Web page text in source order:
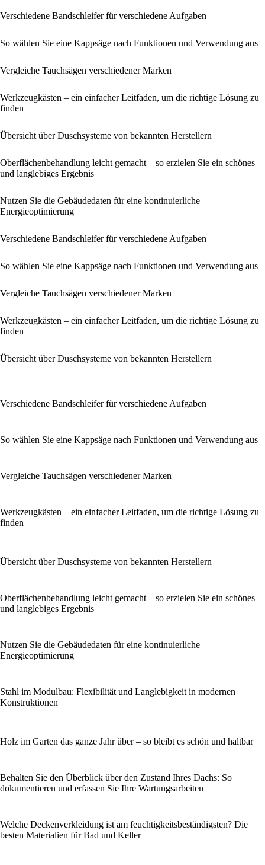
Verschiedene Bandschleifer für verschiedene Aufgaben
So wählen Sie eine Kappsäge nach Funktionen und Verwendung aus
Vergleiche Tauchsägen verschiedener Marken
Werkzeugkästen – ein einfacher Leitfaden, um die richtige Lösung zu
finden
Übersicht über Duschsysteme von bekannten Herstellern
Oberflächenbehandlung leicht gemacht – so erzielen Sie ein schönes
und langlebiges Ergebnis
Nutzen Sie die Gebäudedaten für eine kontinuierliche
Energieoptimierung
Verschiedene Bandschleifer für verschiedene Aufgaben
So wählen Sie eine Kappsäge nach Funktionen und Verwendung aus
Vergleiche Tauchsägen verschiedener Marken
Werkzeugkästen – ein einfacher Leitfaden, um die richtige Lösung zu
finden
Übersicht über Duschsysteme von bekannten Herstellern
Verschiedene Bandschleifer für verschiedene Aufgaben
So wählen Sie eine Kappsäge nach Funktionen und Verwendung aus
Vergleiche Tauchsägen verschiedener Marken
Werkzeugkästen – ein einfacher Leitfaden, um die richtige Lösung zu
finden
Übersicht über Duschsysteme von bekannten Herstellern
Oberflächenbehandlung leicht gemacht – so erzielen Sie ein schönes
und langlebiges Ergebnis
Nutzen Sie die Gebäudedaten für eine kontinuierliche
Energieoptimierung
Stahl im Modulbau: Flexibilität und Langlebigkeit in modernen
Konstruktionen
Holz im Garten das ganze Jahr über – so bleibt es schön und haltbar
Behalten Sie den Überblick über den Zustand Ihres Dachs: So
dokumentieren und erfassen Sie Ihre Wartungsarbeiten
Welche Deckenverkleidung ist am feuchtigkeitsbeständigsten? Die
besten Materialien für Bad und Keller